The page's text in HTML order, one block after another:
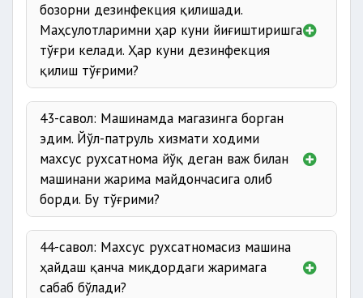
бозорни дезинфекция қилишади.
Маҳсулотларимни ҳар куни йиғиштиришга
тўғри келади. Ҳар куни дезинфекция
қилиш тўғрими?
43-савол: Машинамда магазинга борган
эдим. Йўл-патруль хизмати ходими
махсус рухсатнома йўқ деган важ билан
машинани жарима майдончасига олиб
борди. Бу тўғрими?
44-савол: Махсус рухсатномасиз машина
ҳайдаш қанча миқдордаги жаримага
сабаб бўлади?